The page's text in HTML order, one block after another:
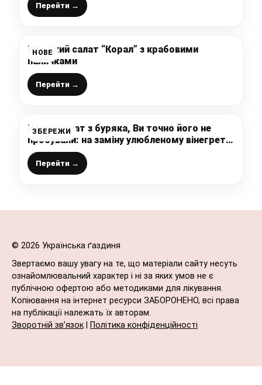
Перейти →
НОВЕ
Швидкий салат “Корал” з крабовими
паличками
Перейти →
ЗБЕРЕЖИ
Новий салат з буряка, Ви точно його не
пробували: на заміну улюбленому вінегрету,
простенький, але такий смачний салат
Перейти →
© 2026 Українська ґаздиня
Звертаємо вашу увагу на те, що матеріали сайту несуть
ознайомлювальний характер і ні за яких умов не є
публічною офертою або методиками для лікування.
Копіювання на інтернет ресурси ЗАБОРОНЕНО, всі права
на публікації належать їх авторам.
Зворотній зв’язок
Політика конфіденційності